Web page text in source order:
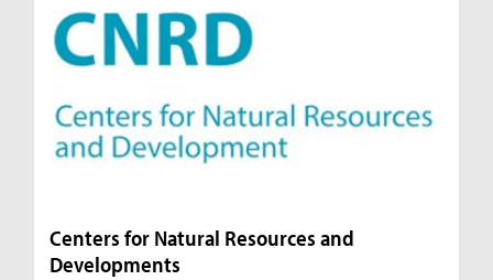
Centers for Natural Resources and
Developments